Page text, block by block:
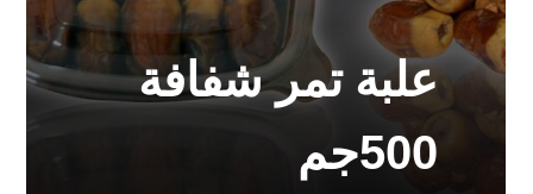
علبة تمر شفافة
500جم